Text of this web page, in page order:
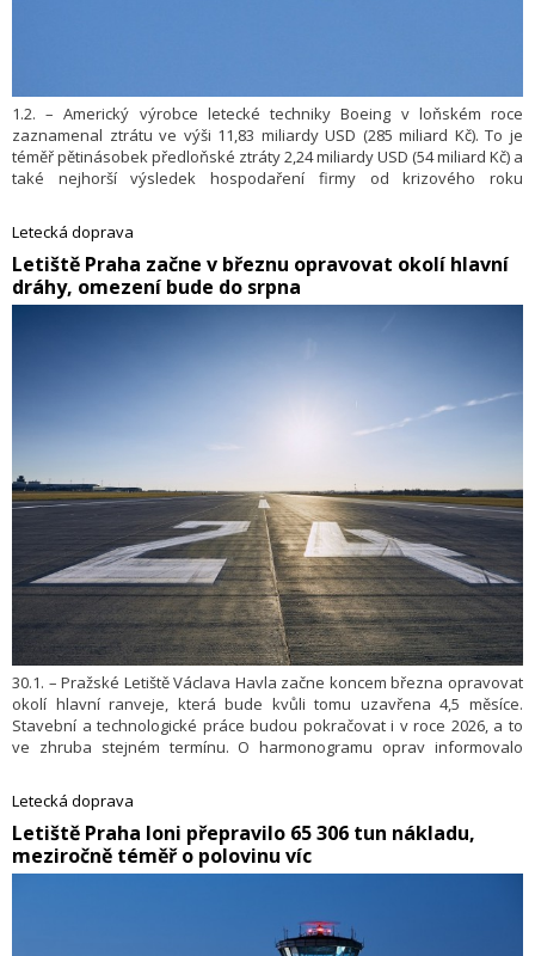
1.2. – Americký výrobce letecké techniky Boeing v loňském roce
zaznamenal ztrátu ve výši 11,83 miliardy USD (285 miliard Kč). To je
téměř pětinásobek předloňské ztráty 2,24 miliardy USD (54 miliard Kč) a
také nejhorší výsledek hospodaření firmy od krizového roku
Letecká doprava
​Letiště Praha začne v březnu opravovat okolí hlavní
dráhy, omezení bude do srpna
30.1. – Pražské Letiště Václava Havla začne koncem března opravovat
okolí hlavní ranveje, která bude kvůli tomu uzavřena 4,5 měsíce.
Stavební a technologické práce budou pokračovat i v roce 2026, a to
ve zhruba stejném termínu. O harmonogramu oprav informovalo
provoz převeden na vedlejší, která svými příletovými a odletovými
směry vede letadla nad hustě osídlenými částmi Prahy a
Středočeského kra­je.
Letecká doprava
​Letiště Praha loni přepravilo 65 306 tun nákladu,
meziročně téměř o polovinu víc